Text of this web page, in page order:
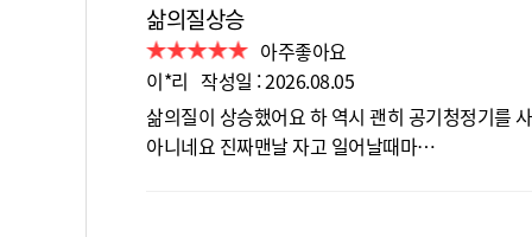
삶의질상승
아주좋아요
이*리 작성일 : 2026.08.05
삶의질이 상승했어요 하 역시 괜히 공기청정기를
아니네요 진짜맨날 자고 일어날때마…